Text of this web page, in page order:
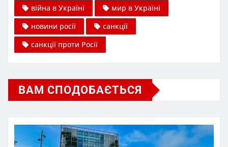
війна в Україні
мир в Україні
новини росії
санкції
санкції проти Росії
ВАМ СПОДОБАЄТЬСЯ